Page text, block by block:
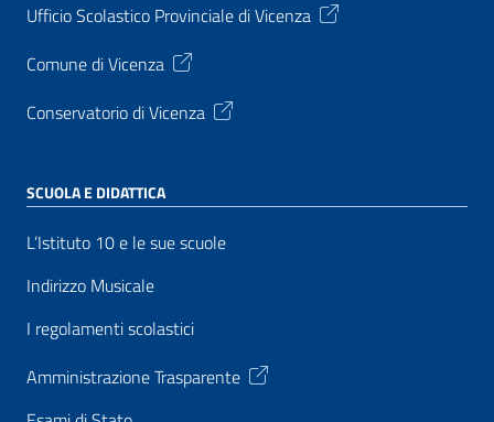
Ufficio Scolastico Provinciale di Vicenza
Comune di Vicenza
Conservatorio di Vicenza
SCUOLA E DIDATTICA
L’Istituto 10 e le sue scuole
Indirizzo Musicale
I regolamenti scolastici
Amministrazione Trasparente